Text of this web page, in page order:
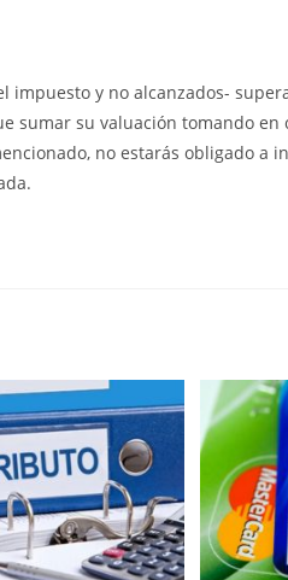
impuesto y no alcanzados-
sumar su valuación tomando en
no estarás obligado a